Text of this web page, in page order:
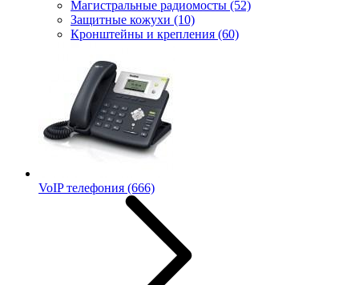
Магистральные радиомосты (52)
Защитные кожухи (10)
Кронштейны и крепления (60)
VoIP телефония (666)